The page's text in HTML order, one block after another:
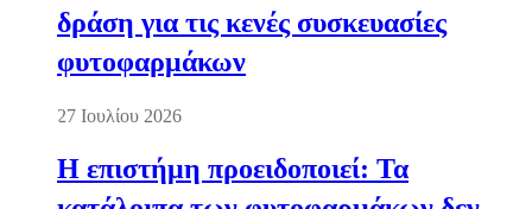
δράση για τις κενές συσκευασίες
φυτοφαρμάκων
27 Ιουλίου 2026
Η επιστήμη προειδοποιεί: Τα